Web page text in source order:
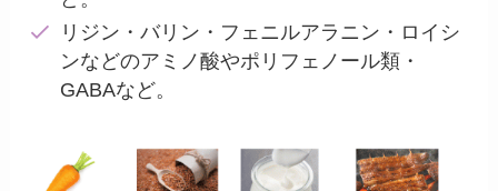
リジン・バリン・フェニルアラニン・ロイシ
ンなどのアミノ酸やポリフェノール類・
GABAなど。